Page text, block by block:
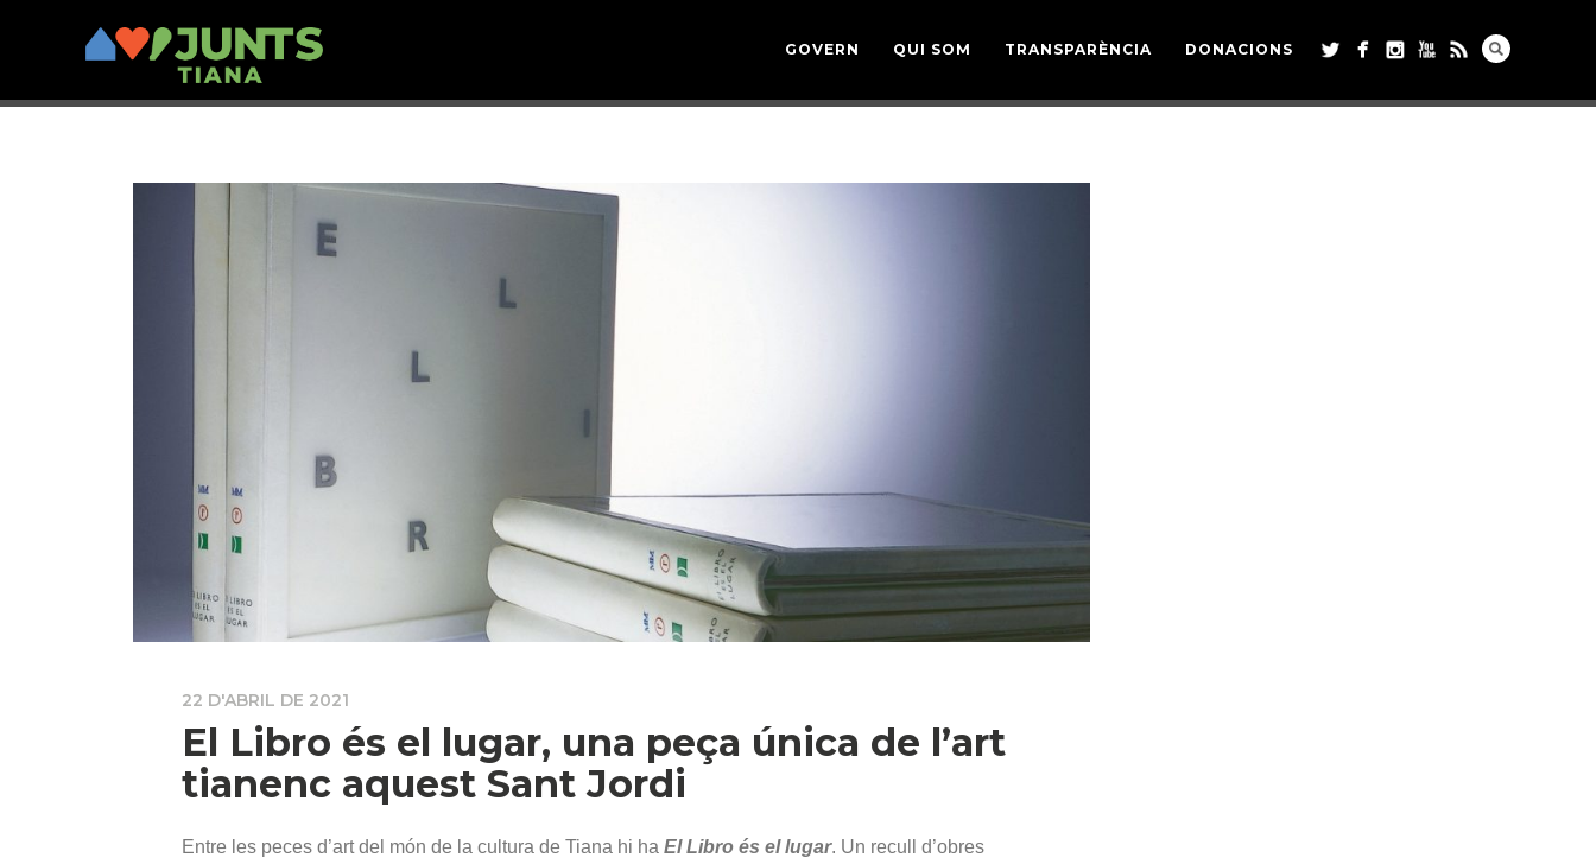
GOVERN QUI SOM TRANSPARÈNCIA DONACIONS
22 D'ABRIL DE 2021
El Libro és el lugar, una peça única de l’art
tianenc aquest Sant Jordi
Entre les peces d’art del món de la cultura de Tiana hi ha El Libro és el lugar. Un recull d’obres